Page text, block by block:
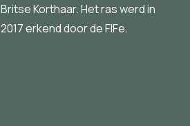
Britse Korthaar. Het ras werd in
2017 erkend door de FIFe.